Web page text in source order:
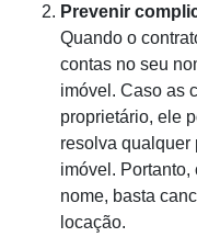
Prevenir
Quando o
contas no seu
imóvel. Caso as
proprietário, ele
resolva qualquer
imóvel. Portanto,
nome, basta
locação.